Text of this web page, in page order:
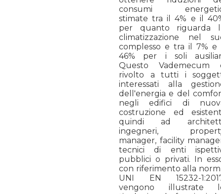
consumi
stimate tra il 4% e il
per quanto riguarda
climatizzazione nel
complesso e tra il 7% e
46% per i soli
Questo Vademecum
rivolto a tutti i
interessati alla
dell'energia e del
negli edifici di
costruzione ed
quindi ad
ingegneri,
manager, facility
tecnici di enti
pubblici o privati. In
con riferimento alla
UNI EN 15232-
vengono illustrate